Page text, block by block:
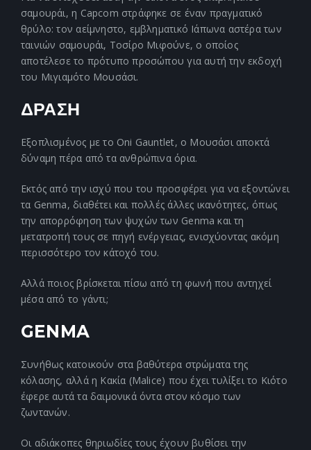
σαμουράι, η Capcom στράφηκε σε έναν πραγματικό
θρύλο: τον αείμνηστο, εμβληματικό Ιάπωνα αστέρα των
ταινιών σαμουράι, Τοσίρο Μιφούνε, ο οποίος
αποτέλεσε το πρότυπο προσώπου για αυτή την εκδοχή
του Μιγιαμότο Μουσάσι.
ΔΡΑΣΗ
Εξοπλισμένος με το Oni Gauntlet, ο Μουσάσι αποκτά
δύναμη πέρα από τα ανθρώπινα όρια.
Εκτός από την ισχύ που του προσφέρει για να εξοντώνει
τα Genma, διαθέτει και πολλές άλλες ικανότητες, όπως
την απορρόφηση των ψυχών των Genma και τη
μετατροπή τους σε πηγή ενέργειας, ενισχύοντας ακόμη
περισσότερο τον κάτοχό του.
Αλλά ποιος βρίσκεται πίσω από τη φωνή που αντηχεί
μέσα από το γάντι;
GENMA
Συνήθως κατοικούν στα βαθύτερα στρώματα της
κόλασης, αλλά η Κακία (Malice) που έχει τυλίξει το Κιότο
έφερε αυτά τα δαιμονικά όντα στον κόσμο των
ζωντανών.
Οι αδιάκοπες θηριωδίες τους έχουν βυθίσει την